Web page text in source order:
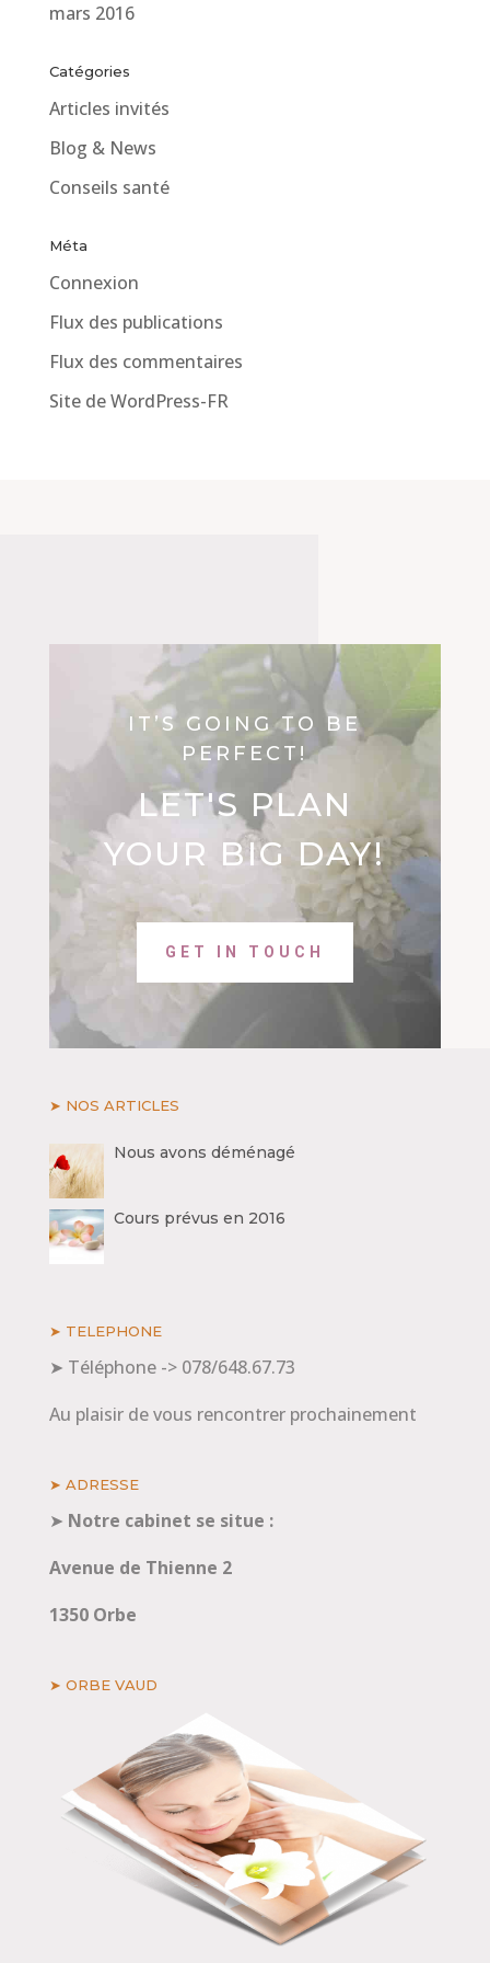
mars 2016
Catégories
Articles invités
Blog & News
Conseils santé
Méta
Connexion
Flux des publications
Flux des commentaires
Site de WordPress-FR
IT’S GOING TO BE
PERFECT!
LET'S PLAN
YOUR BIG DAY!
GET IN TOUCH
➤ NOS ARTICLES
Nous avons déménagé
Cours prévus en 2016
➤ TELEPHONE
➤ Téléphone -> 078/648.67.73
Au plaisir de vous rencontrer prochainement
➤ ADRESSE
➤ Notre cabinet se situe :
Avenue de Thienne 2
1350 Orbe
➤ ORBE VAUD